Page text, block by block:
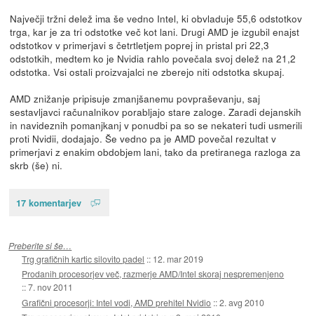
Največji tržni delež ima še vedno Intel, ki obvladuje 55,6 odstotkov
trga, kar je za tri odstotke več kot lani. Drugi AMD je izgubil enajst
odstotkov v primerjavi s četrtletjem poprej in pristal pri 22,3
odstotkih, medtem ko je Nvidia rahlo povečala svoj delež na 21,2
odstotka. Vsi ostali proizvajalci ne zberejo niti odstotka skupaj.
AMD znižanje pripisuje zmanjšanemu povpraševanju, saj
sestavljavci računalnikov porabljajo stare zaloge. Zaradi dejanskih
in navideznih pomanjkanj v ponudbi pa so se nekateri tudi usmerili
proti Nvidii, dodajajo. Še vedno pa je AMD povečal rezultat v
primerjavi z enakim obdobjem lani, tako da pretiranega razloga za
skrb (še) ni.
17 komentarjev
Preberite si še…
Trg grafičnih kartic silovito padel :: 12. mar 2019
Prodanih procesorjev več, razmerje AMD/Intel skoraj nespremenjeno
::7. nov 2011
Grafični procesorji: Intel vodi, AMD prehitel Nvidio ::2. avg 2010